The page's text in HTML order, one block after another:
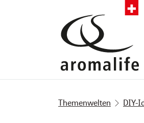
Themenwelten DIY-